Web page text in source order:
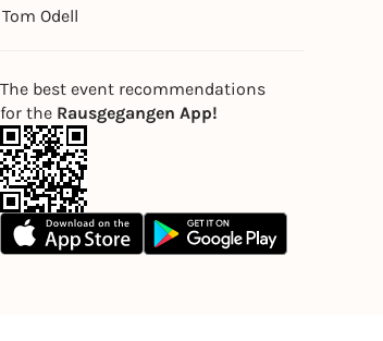
Tom Odell
The best event recommendations
for the Rausgegangen App!